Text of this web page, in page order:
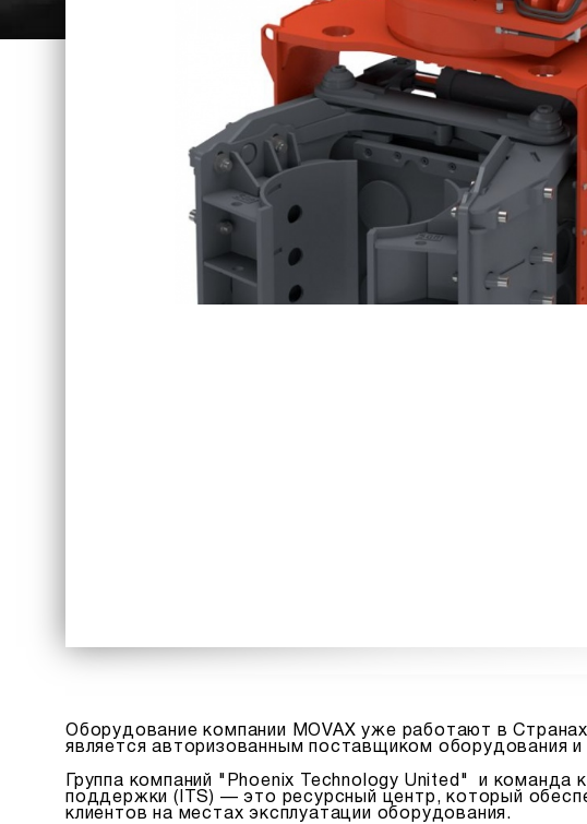
Оборудование компании MOVAX уже работают в
является авторизованным поставщиком оборудования и
Группа компаний "Phoenix Technology United" и
поддержки (ITS) — это ресурсный центр, который
клиентов на местах эксплуатации оборудования.